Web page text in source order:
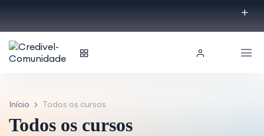
Início Todos os cursos
Todos os cursos